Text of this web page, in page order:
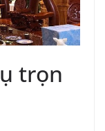
trọn